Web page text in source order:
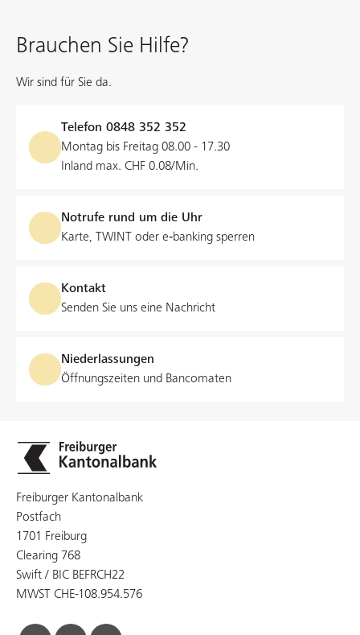
Brauchen Sie Hilfe?
Wir sind für Sie da.
Telefon 0848 352 352
Montag bis Freitag 08.00 - 17.30
Inland max. CHF 0.08/Min.
Notrufe rund um die Uhr
Karte, TWINT oder e‑banking sperren
Kontakt
Senden Sie uns eine Nachricht
Niederlassungen
Öffnungszeiten und Bancomaten
Freiburger Kantonalbank
Postfach
1701 Freiburg
Clearing 768
Swift / BIC BEFRCH22
MWST CHE-108.954.576